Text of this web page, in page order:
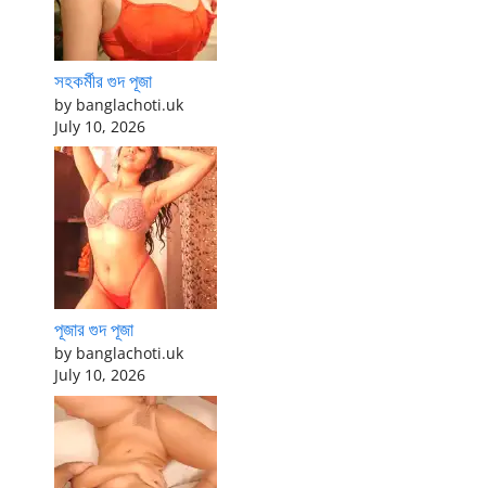
সহকর্মীর গুদ পূজা
by banglachoti.uk
July 10, 2026
পূজার গুদ পূজা
by banglachoti.uk
July 10, 2026